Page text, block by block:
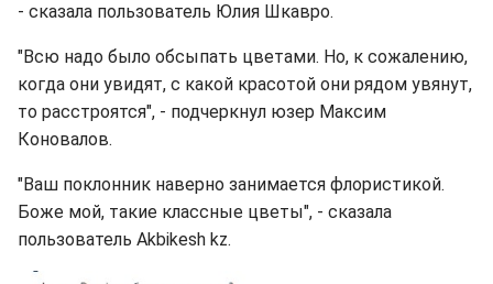
- сказала пользователь Юлия Шкавро.
"Всю надо было обсыпать цветами. Но, к сожалению,
когда они увидят, с какой красотой они рядом увянут,
то расстроятся", - подчеркнул юзер Максим
Коновалов.
"Ваш поклонник наверно занимается флористикой.
Боже мой, такие классные цветы", - сказала
пользователь Akbikesh kz.